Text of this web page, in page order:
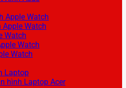
Apple Watch
Watch
Watch
Watch
Watch
Laptop
hình Laptop Acer